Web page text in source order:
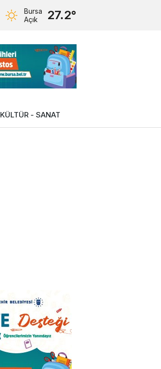
Bursa
Açık
27.2°
KÜLTÜR - SANAT